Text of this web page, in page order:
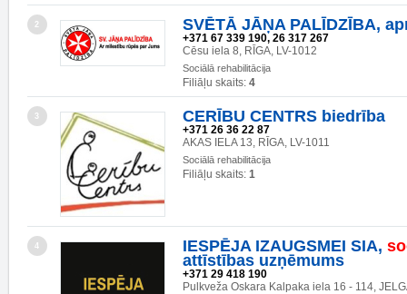
2 SVĒTĀ JĀŅA PALĪDZĪBA,
+371 67 339 190, 26 317 267
Cēsu iela 8, RĪGA, LV-1012
Sociālā rehabilitācija
Filiāļu skaits: 4
3 CERĪBU CENTRS biedrība
+371 26 36 22 87
AKAS IELA 13, RĪGA, LV-1011
Sociālā rehabilitācija
Filiāļu skaits: 1
4 IESPĒJA IZAUGSMEI SIA,
attīstības uzņēmums
+371 29 418 190
Pulkveža Oskara Kalpaka iela 16 - 114,